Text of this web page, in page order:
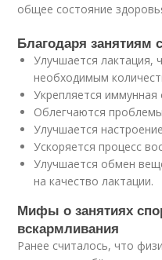
общее состояние
Благодаря занятиям
Улучшается лактация,
необходимым
Укрепляется
Облегчаются
Улучшается
Ускоряется процесс
Улучшается обмен
на качество лактации.
Мифы о занятиях
вскармливания
Ранее считалось, что